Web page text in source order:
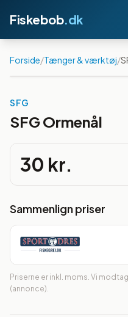
Fiskebob.dk
Forside/Tænger & værktøj/
SFG
SFG Ormenål
30 kr.
Sammenlign priser
Priserne er inkl. moms. Vi
(annonce).